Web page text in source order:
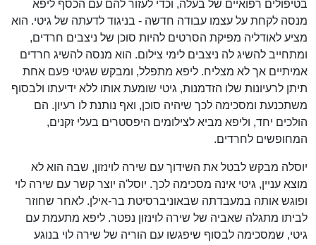
בטיפולים רפואיים של בעלה, וכדי לעזור להם עם הכסף ליפא
מנסה לקחת על עצמו עבודה חדשה - בניגוד לדעתה של גיטי. הוא
מציע לאודליה מפיקת הסרטים להיות סוכן של ניצבים חרדים,
ומתחייב להשיג לה ניצבים לימי צילום. הוא מנסה להשיג חרדים
אמיתיים אך לא מצליח. ליפא מתפלל, ומבקש שגיטי פעם אחת
תיתן לרעיונות שלו הזדמנות, גיטי שומעת אותו ללא ידיעתו ולבסוף
משתכנעת ומסכימה לכך שיהיה סוכן, ואף נותנת לו רעיון. הם
הולכים יחד, וליפא מביא לצילומים היפסטרים בעלי זקנים,
המחופשים לחרדים.
יוסלה מבקש לבטל את השידוך עם שירה לוינזון, שבה הוא לא
מוצא עניין, גיטי אינה מסכימה לכך. יוסל'ה יוצר קשר עם שירה לוי
ופוגש אותה במעבדתה שבאוניברסיטת בר-אילן. לאחר שחוזר
לביתו מתגלה שאביה של שירה לוינזון נפטר. ליפא מתעמת עם
גיטי, שמסכימה לבסוף שיפגשו עם הוריה של שירה לוי בנוגע